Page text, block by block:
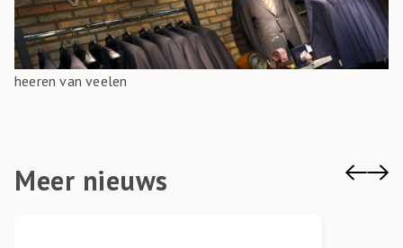
heeren van veelen
Meer nieuws